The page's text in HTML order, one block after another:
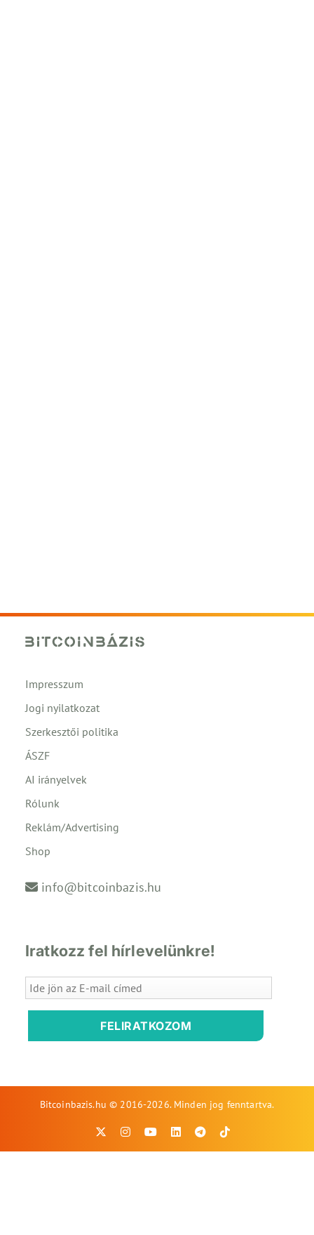
Impresszum
Jogi nyilatkozat
Szerkesztői politika
ÁSZF
AI irányelvek
Rólunk
Reklám/Advertising
Shop
info@bitcoinbazis.hu
Iratkozz fel hírlevelünkre!
FELIRATKOZOM
Bitcoinbazis.hu © 2016-2026. Minden jog fenntartva.